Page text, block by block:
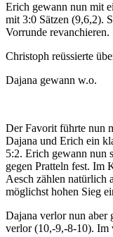
Erich gewann nun mit
mit 3:0 Sätzen (9,6,2).
Vorrunde revanchieren.
Christoph reüssierte
Dajana gewann w.o.
Der Favorit führte nun
Dajana und Erich ein
5:2. Erich gewann nun
gegen Pratteln fest. Im
Aesch zählen natürlich
möglichst hohen Sieg
Dajana verlor nun aber
verlor (10,-9,-8-10). Im